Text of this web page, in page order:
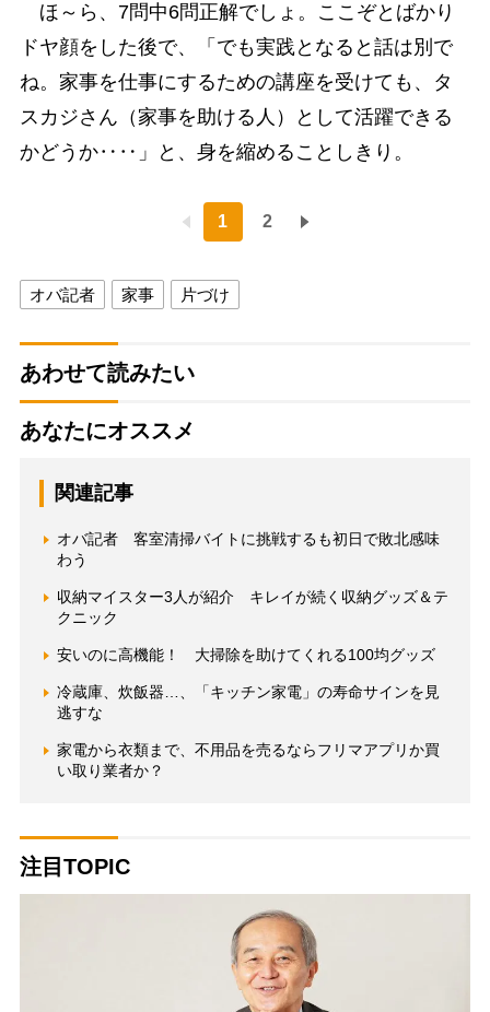
ほ～ら、7問中6問正解でしょ。ここぞとばかり
ドヤ顔をした後で、「でも実践となると話は別で
ね。家事を仕事にするための講座を受けても、タ
スカジさん（家事を助ける人）として活躍できる
かどうか‥‥」と、身を縮めることしきり。
1 2
オバ記者 家事 片づけ
あわせて読みたい
あなたにオススメ
関連記事
オバ記者 客室清掃バイトに挑戦するも初日で敗北感味
わう
収納マイスター3人が紹介 キレイが続く収納グッズ＆テ
クニック
安いのに高機能！ 大掃除を助けてくれる100均グッズ
冷蔵庫、炊飯器…、「キッチン家電」の寿命サインを見
逃すな
家電から衣類まで、不用品を売るならフリマアプリか買
い取り業者か？
注目TOPIC